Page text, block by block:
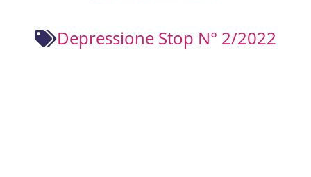
Depressione Stop N° 2/2022